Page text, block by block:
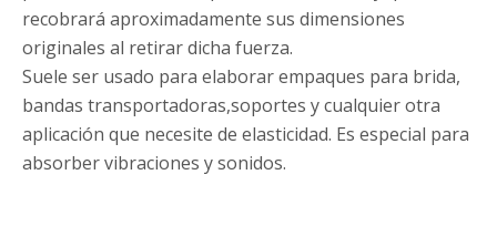
recobrará aproximadamente sus dimensiones
originales al retirar dicha fuerza.
Suele ser usado para elaborar empaques para brida,
bandas transportadoras,soportes y cualquier otra
aplicación que necesite de elasticidad. Es especial para
absorber vibraciones y sonidos.